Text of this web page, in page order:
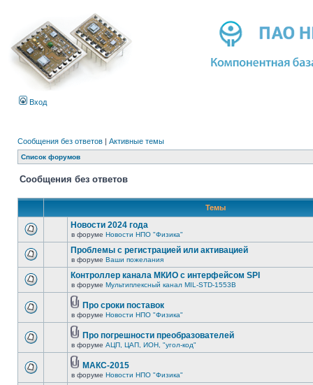
Вход
Сообщения без ответов | Активные темы
Список форумов
Сообщения без ответов
Темы
Новости 2024 года
в форуме Новости НПО "Физика"
Проблемы с регистрацией или активацией
в форуме Ваши пожелания
Контроллер канала МКИО с интерфейсом SPI
в форуме Мультиплексный канал MIL-STD-1553B
Про сроки поставок
в форуме Новости НПО "Физика"
Про погрешности преобразователей
в форуме АЦП, ЦАП, ИОН, "угол-код"
МАКС-2015
в форуме Новости НПО "Физика"